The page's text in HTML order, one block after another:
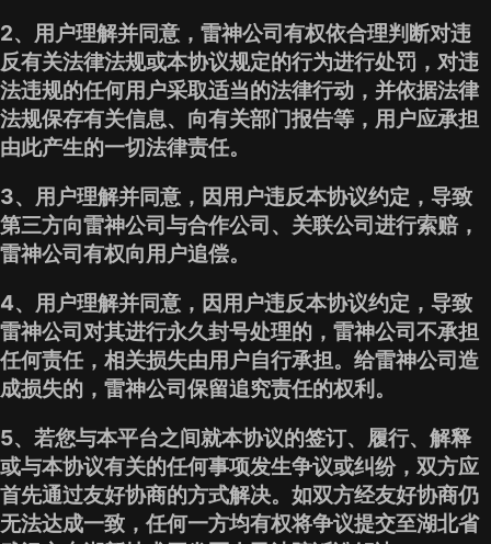
2、用户理解并同意，雷神公司有权依合理判断对违
反有关法律法规或本协议规定的行为进行处罚，对违
法违规的任何用户采取适当的法律行动，并依据法律
法规保存有关信息、向有关部门报告等，用户应承担
由此产生的一切法律责任。
3、用户理解并同意，因用户违反本协议约定，导致
第三方向雷神公司与合作公司、关联公司进行索赔，
雷神公司有权向用户追偿。
4、用户理解并同意，因用户违反本协议约定，导致
雷神公司对其进行永久封号处理的，雷神公司不承担
任何责任，相关损失由用户自行承担。给雷神公司造
成损失的，雷神公司保留追究责任的权利。
5、若您与本平台之间就本协议的签订、履行、解释
或与本协议有关的任何事项发生争议或纠纷，双方应
首先通过友好协商的方式解决。如双方经友好协商仍
无法达成一致，任何一方均有权将争议提交至湖北省